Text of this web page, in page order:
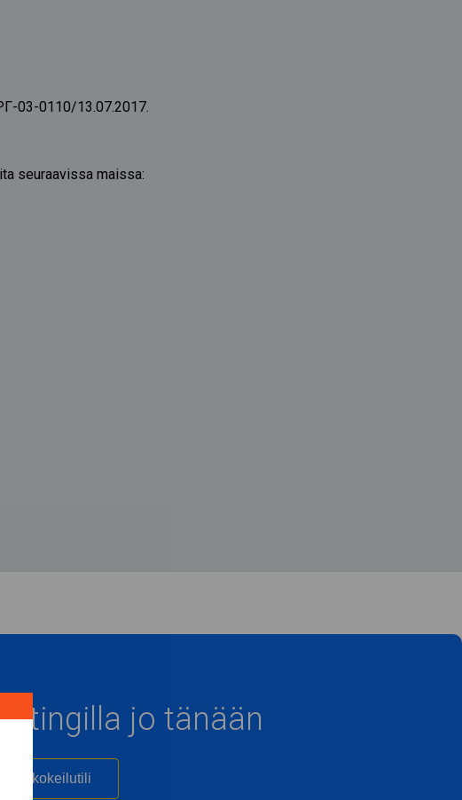
03-0110/13.07.2017.
seuraavissa maissa:
jo tänään
kokeilutili